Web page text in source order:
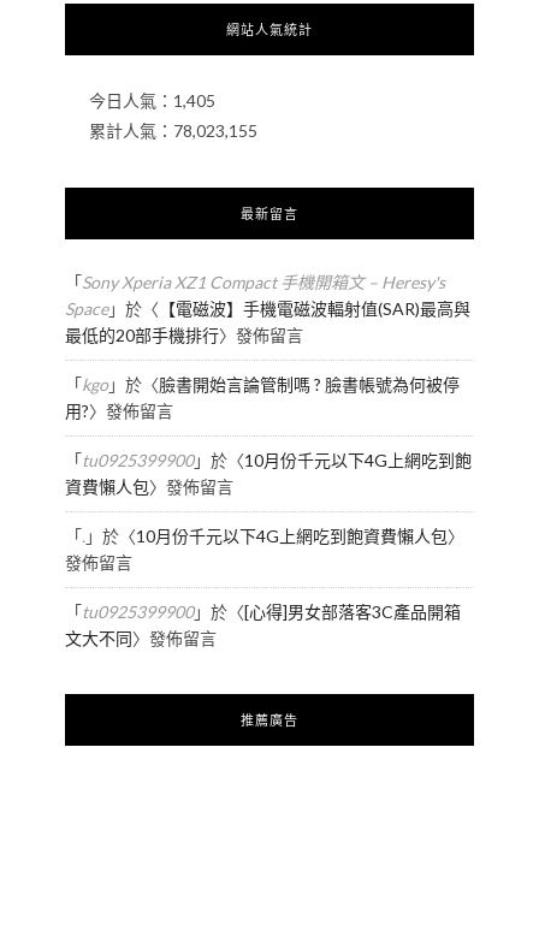
網站人氣統計
今日人氣： 1,405
累計人氣： 78,023,155
最新留言
「Sony Xperia XZ1 Compact 手機開箱文 – Heresy's
Space」於〈 【電磁波】手機電磁波輻射值(SAR)最高與
最低的20部手機排行〉發佈留言
「kgo」於〈臉書開始言論管制嗎 ? 臉書帳號為何被停
用?〉發佈留言
「tu0925399900」於〈10月份千元以下4G上網吃到飽
資費懶人包〉發佈留言
「.」於〈10月份千元以下4G上網吃到飽資費懶人包〉
發佈留言
「tu0925399900」於〈[心得]男女部落客3C產品開箱
文大不同〉發佈留言
推薦廣告